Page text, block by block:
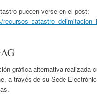
pueden verse en el post:
gráfica alternativa realizada
a través de su Sede